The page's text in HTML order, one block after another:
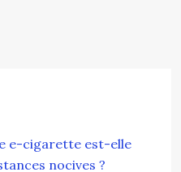
e-cigarette est-elle
nocives ?